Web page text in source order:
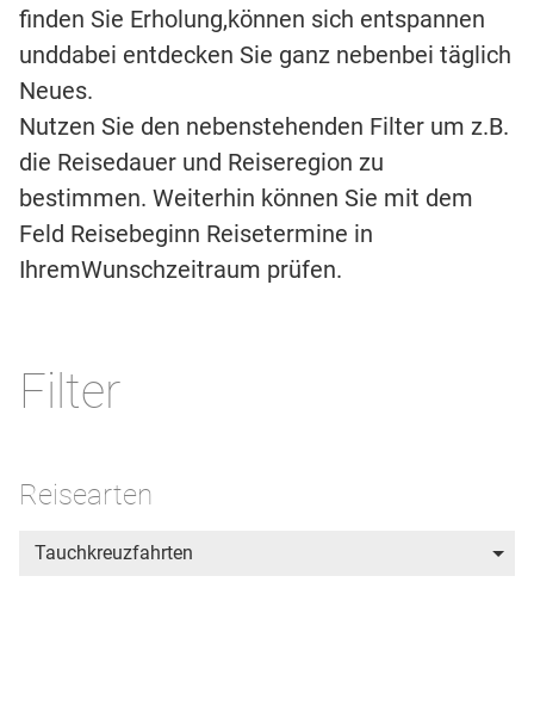
finden Sie Erholung,können sich entspannen
unddabei entdecken Sie ganz nebenbei täglich
Neues.
Nutzen Sie den nebenstehenden Filter um z.B.
die Reisedauer und Reiseregion zu
bestimmen. Weiterhin können Sie mit dem
Feld Reisebeginn Reisetermine in
IhremWunschzeitraum prüfen.
Filter
Reisearten
Tauchkreuzfahrten